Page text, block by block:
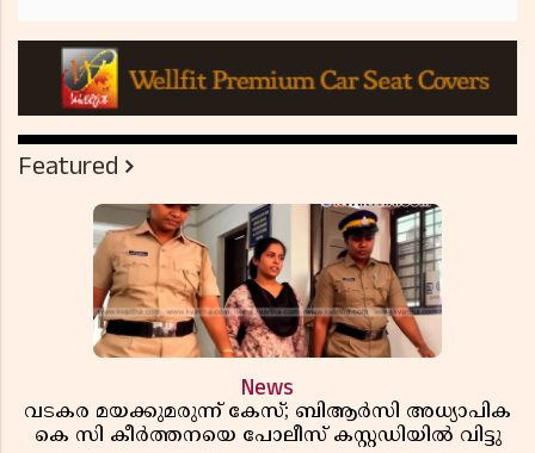
Featured
News
വടകര മയക്കുമരുന്ന് കേസ്; ബിആർസി അധ്യാപിക
കെ സി കീർത്തനയെ പോലീസ് കസ്റ്റഡിയിൽ വിട്ടു